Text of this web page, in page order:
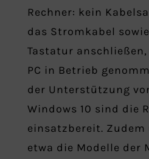
Rechner: kein
das Stromkabel
Tastatur
PC in Betrieb
der Unterstützung
Windows 10 sind die
einsatzbereit.
etwa die Modelle der